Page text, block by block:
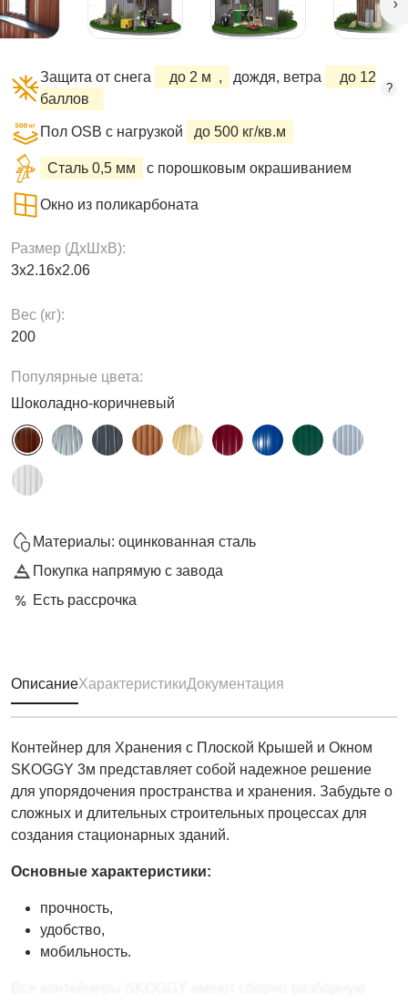
Защита от снега до 2 м , дождя, ветра
до 12
баллов
?
Пол OSB с нагрузкой до 500 кг/кв.м
Сталь 0,5 мм с порошковым окрашиванием
Окно из поликарбоната
Размер (ДxШxВ):
3х2.16х2.06
Вес (кг):
200
Популярные цвета:
Шоколадно-коричневый
Материалы: оцинкованная сталь
Покупка напрямую с завода
Есть рассрочка
ОписаниеХарактеристикиДокументация
Контейнер для Хранения с Плоской Крышей и Окном
SKOGGY 3м представляет собой надежное решение
для упорядочения пространства и хранения. Забудьте о
сложных и длительных строительных процессах для
создания стационарных зданий.
Основные характеристики:
прочность,
удобство,
мобильность.